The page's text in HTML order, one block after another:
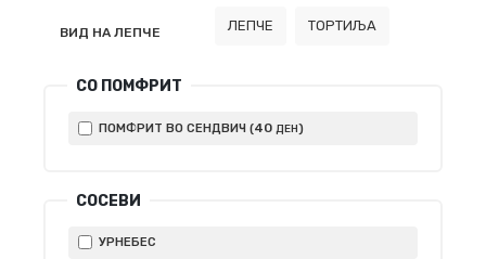
ВИД НА ЛЕПЧЕ ЛЕПЧЕ ТОРТИЉА
СО ПОМФРИТ
ПОМФРИТ ВО СЕНДВИЧ (40 ДЕН)
СОСЕВИ
УРНЕБЕС